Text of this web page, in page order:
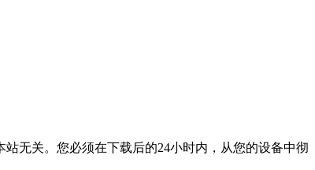
无关。您必须在下载后的24小时内，从您的设备中彻